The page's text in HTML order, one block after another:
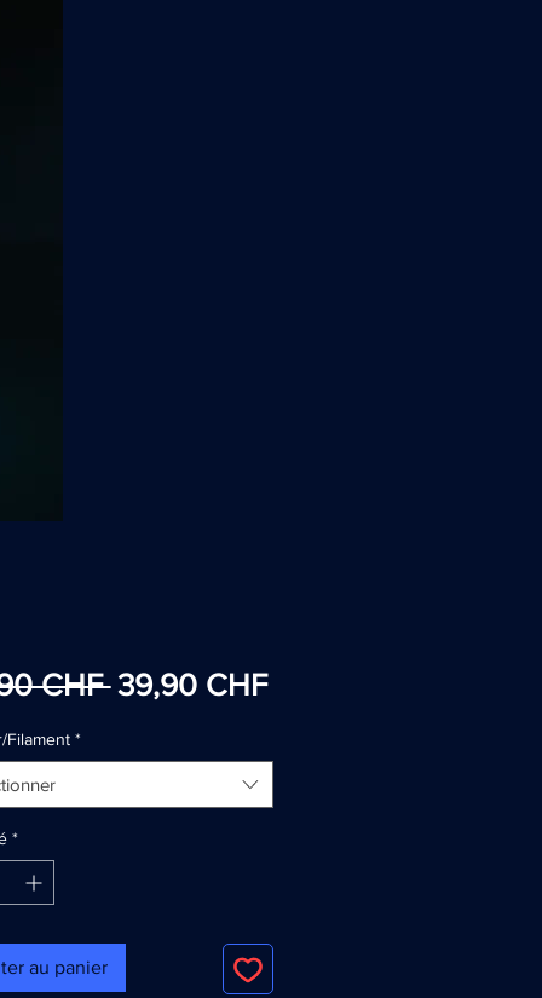
CHF Prix
39,90 CHFPrix
Filament *
*
au panier